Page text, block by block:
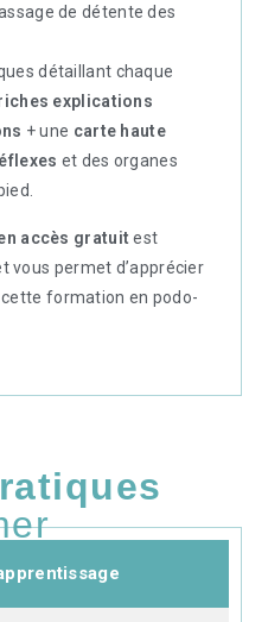
de détente des
détaillant chaque
explications
+ une carte haute
et des organes
accès gratuitest
vous permet d’apprécier
formation en podo-